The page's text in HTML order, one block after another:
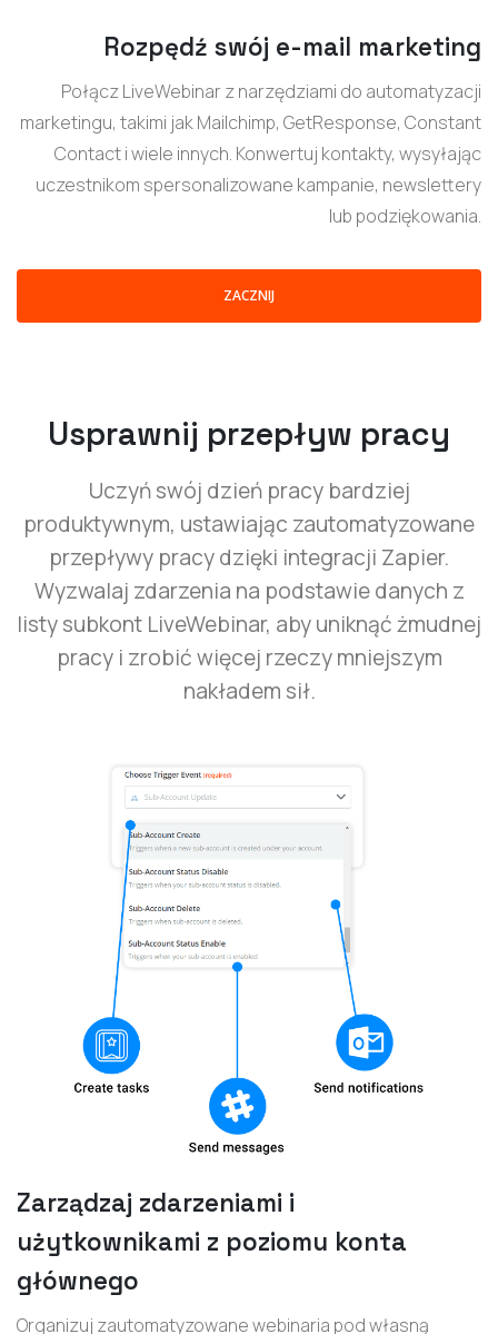
Rozpędź swój e-mail marketing
Połącz LiveWebinar z narzędziami do automatyzacji
marketingu, takimi jak Mailchimp, GetResponse, Constant
Contact i wiele innych. Konwertuj kontakty, wysyłając
uczestnikom spersonalizowane kampanie, newslettery
lub podziękowania.
ZACZNIJ
Usprawnij przepływ pracy
Uczyń swój dzień pracy bardziej
produktywnym, ustawiając zautomatyzowane
przepływy pracy dzięki integracji Zapier.
Wyzwalaj zdarzenia na podstawie danych z
listy subkont LiveWebinar, aby uniknąć żmudnej
pracy i zrobić więcej rzeczy mniejszym
nakładem sił.
Zarządzaj zdarzeniami i
użytkownikami z poziomu konta
głównego
Organizuj zautomatyzowane webinaria pod własną